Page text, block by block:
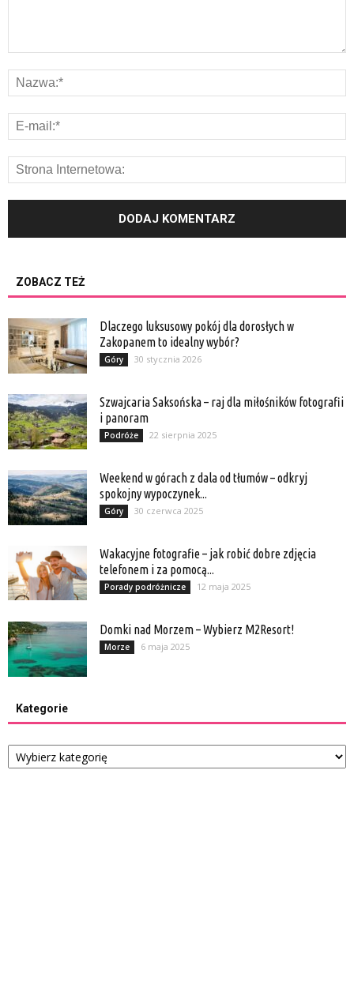
ZOBACZ TEŻ
Dlaczego luksusowy pokój dla dorosłych w
Zakopanem to idealny wybór?
Góry 30 stycznia 2026
Szwajcaria Saksońska – raj dla miłośników fotografii
i panoram
Podróże 22 sierpnia 2025
Weekend w górach z dala od tłumów – odkryj
spokojny wypoczynek...
Góry 30 czerwca 2025
Wakacyjne fotografie – jak robić dobre zdjęcia
telefonem i za pomocą...
Porady podróżnicze 12 maja 2025
Domki nad Morzem – Wybierz M2Resort!
Morze 6 maja 2025
Kategorie
Kategorie